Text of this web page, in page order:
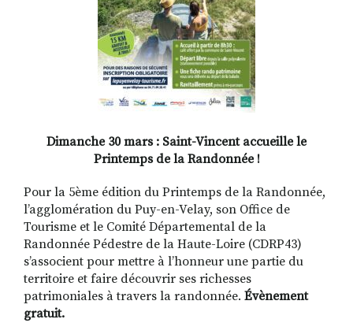
Dimanche 30 mars : Saint-Vincent accueille le
Printemps de la Randonnée !
Pour la 5ème édition du Printemps de la Randonnée,
l’agglomération du Puy-en-Velay, son Office de
Tourisme et le Comité Départemental de la
Randonnée Pédestre de la Haute-Loire (CDRP43)
s’associent pour mettre à l’honneur une partie du
territoire et faire découvrir ses richesses
patrimoniales à travers la randonnée. Évènement
gratuit.